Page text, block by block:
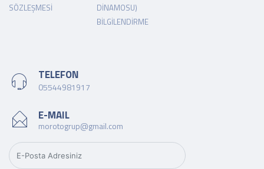
SÖZLEŞMESI
DINAMOSU)
BILGILENDIRME
TELEFON
05544981917
E-MAIL
morotogrup@gmail.com